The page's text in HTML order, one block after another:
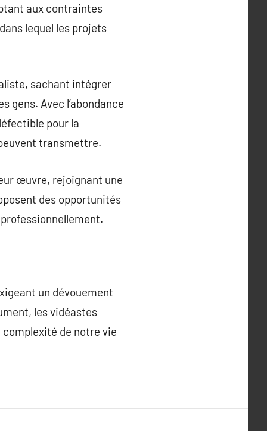
aux contraintes
lequel les projets
sachant intégrer
Avec l’abondance
pour la
transmettre.
œuvre, rejoignant une
des opportunités
un dévouement
les vidéastes
complexité de notre vie